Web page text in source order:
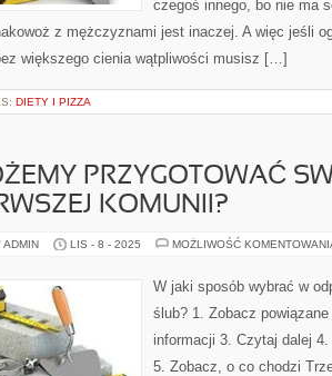
czegoś innego, bo nie ma
z mężczyznami jest inaczej. A więc jeśli
większego cienia wątpliwości musisz […]
DIETY I PIZZA
PRZYGOTOWAĆ
KOMUNII?
ADMIN LIS - 8 - 2025 MOŻLIWOŚĆ
W jaki sposób wybrać w
ślub? 1. Zobacz
informacji 3. Czytaj dalej
5. Zobacz, o co chodzi